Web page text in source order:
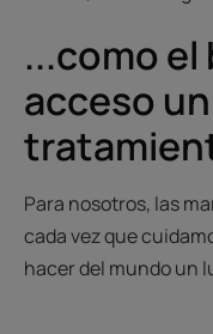
...como el
acceso
Para nosotros, las
cada vez que
hacer del mundo un